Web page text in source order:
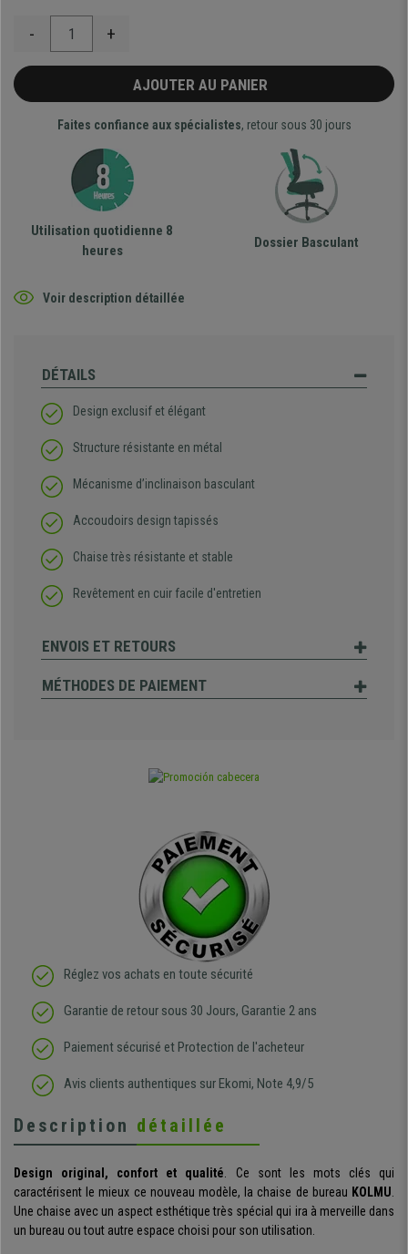
- +
AJOUTER AU PANIER
Faites confiance aux spécialistes, retour sous 30 jours
Utilisation quotidienne 8
heures
Dossier Basculant
Voir description détaillée
DÉTAILS
Design exclusif et élégant
Structure résistante en métal
Mécanisme d’inclinaison basculant
Accoudoirs design tapissés
Chaise très résistante et stable
Revêtement en cuir facile d'entretien
ENVOIS ET RETOURS
MÉTHODES DE PAIEMENT
Réglez vos achats en toute sécurité
Garantie de retour sous 30 Jours, Garantie 2 ans
Paiement sécurisé et Protection de l'acheteur
Avis clients authentiques sur Ekomi, Note 4,9/5
Description détaillée
Design original, confort et qualité. Ce sont les mots clés qui
caractérisent le mieux ce nouveau modèle, la chaise de bureau KOLMU.
Une chaise avec un aspect esthétique très spécial qui ira à merveille dans
un bureau ou tout autre espace choisi pour son utilisation.